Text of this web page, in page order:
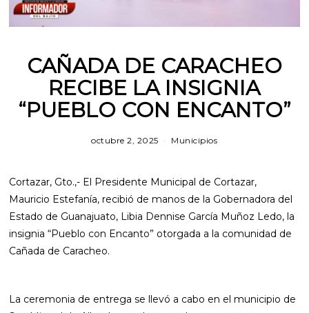
CAÑADA DE CARACHEO
RECIBE LA INSIGNIA
“PUEBLO CON ENCANTO”
octubre 2, 2025 m
o
1
2
,
2
0
Municipios
Cortazar, Gto.,- El Presidente Municipal de Cortazar,
Mauricio Estefanía, recibió de manos de la Gobernadora del
Estado de Guanajuato, Libia Dennise García Muñoz Ledo, la
insignia “Pueblo con Encanto” otorgada a la comunidad de
Cañada de Caracheo.
La ceremonia de entrega se llevó a cabo en el municipio de